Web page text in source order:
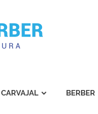
CARVAJAL BERBER